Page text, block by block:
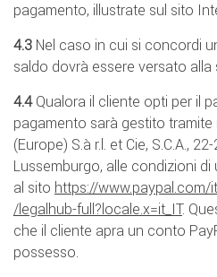
pagamento, illustrate sul sito
4.3 Nel caso in cui si concordi
saldo dovrà essere versato
4.4Qualora il cliente opti per il
pagamento sarà gestito tramite
(Europe) S.à r.l. et Cie, S.C.A.,
Lussemburgo, alle condizioni
al sito https://www.paypal.com/it
/legalhub-full ?locale.x=it_IT.
che il cliente apra un conto
possesso.